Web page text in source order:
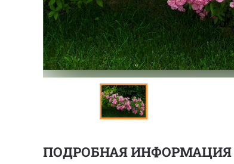
ПОДРОБНАЯ ИНФОРМАЦИЯ